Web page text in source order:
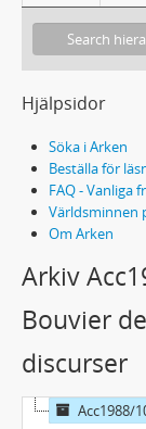
Hjälpsidor
Söka i Arken
Beställa för
FAQ - Vanliga
Världsminnen
Om Arken
Arkiv
Bouvier
discurser
Acc1988/10